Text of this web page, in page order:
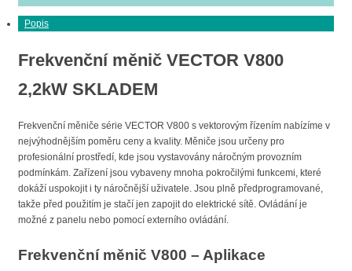
Popis
Frekvenční měnič VECTOR V800
2,2kW SKLADEM
Frekvenční měniče série VECTOR V800 s vektorovým řízením nabízíme v
nejvýhodnějším poměru ceny a kvality. Měniče jsou určeny pro
profesionální prostředí, kde jsou vystavovány náročným provozním
podmínkám. Zařízení jsou vybaveny mnoha pokročilými funkcemi, které
dokáží uspokojit i ty náročnější uživatele. Jsou plně předprogramované,
takže před použitím je stačí jen zapojit do elektrické sítě. Ovládání je
možné z panelu nebo pomocí externího ovládání.
Frekvenční měnič V800 – Aplikace